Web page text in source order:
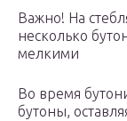
Важно! На
несколько
мелкими
Во время
бутоны,